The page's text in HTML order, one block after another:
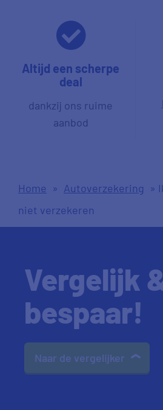
Altijd een scherpe
deal
dankzij ons ruime
aanbod
Home » Autoverzekering »
niet verzekeren
Vergelijk
bespaar!
Naar de vergelijker